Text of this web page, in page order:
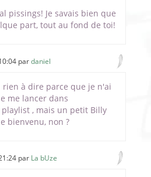
pissings! Je savais bien que
part, tout au fond de toi!
pardaniel
rien à dire parce que je n'ai
me lancer dans
, mais un petit Billy
bienvenu, non ?
par La bUze